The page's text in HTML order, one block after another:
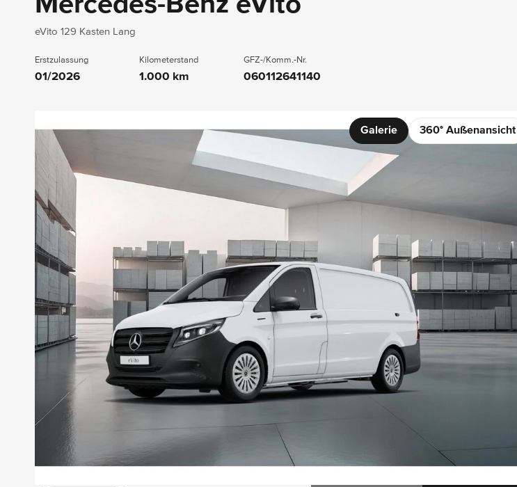
eVito 129 Kasten Lang
Erstzulassung
01/2026
Kilometerstand
1.000 km
GFZ-/Komm.-Nr.
060112641140
Galerie 360° Außenansicht